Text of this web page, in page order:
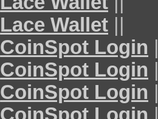
Lace Wallet ||
CoinSpot Login
CoinSpot Login
CoinSpot Login
CoinSpot Login